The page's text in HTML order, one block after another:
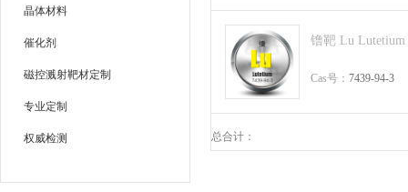
晶体材料
催化剂
磁控溅射靶材定制
专业定制
权威检测
镥靶 Lu Lutetium
Cas号： 7439-94-3
总合计：